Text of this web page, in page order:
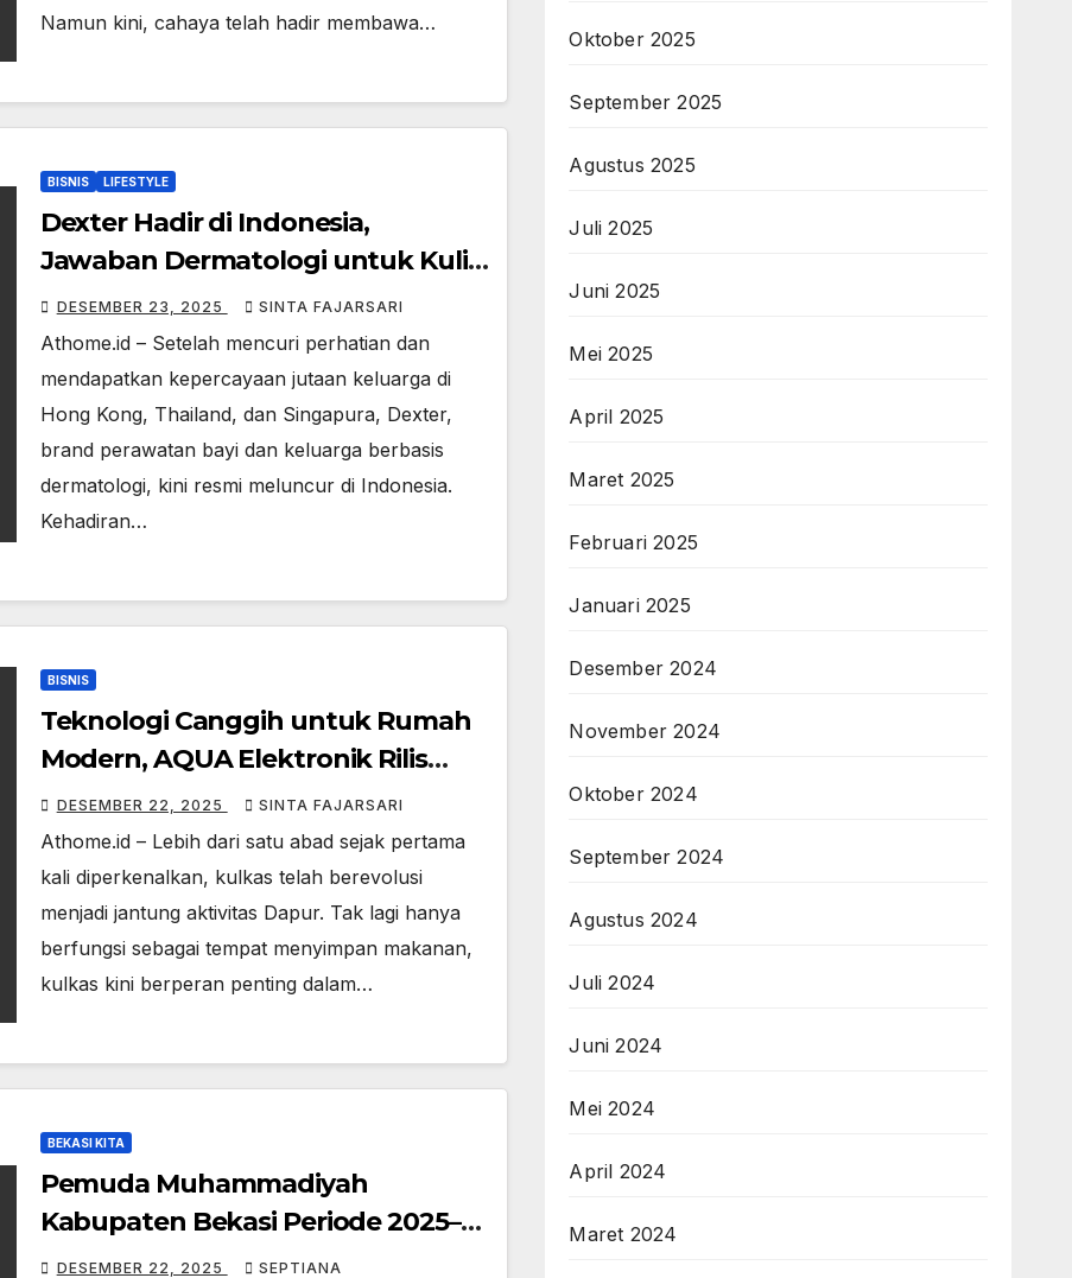
Namun kini, cahaya telah hadir membawa…
BISNIS LIFESTYLE
Dexter Hadir di Indonesia,
Jawaban Dermatologi untuk Kulit
Bayi di Iklim Tropis
DESEMBER 23, 2025 SINTA FAJARSARI
Athome.id – Setelah mencuri perhatian dan
mendapatkan kepercayaan jutaan keluarga di
Hong Kong, Thailand, dan Singapura, Dexter,
brand perawatan bayi dan keluarga berbasis
dermatologi, kini resmi meluncur di Indonesia.
Kehadiran…
BISNIS
Teknologi Canggih untuk Rumah
Modern, AQUA Elektronik Rilis
Kulkas Premium AQR-
CSE696RSV(SL)
DESEMBER 22, 2025 SINTA FAJARSARI
Athome.id – Lebih dari satu abad sejak pertama
kali diperkenalkan, kulkas telah berevolusi
menjadi jantung aktivitas Dapur. Tak lagi hanya
berfungsi sebagai tempat menyimpan makanan,
kulkas kini berperan penting dalam…
BEKASI KITA
Pemuda Muhammadiyah
Kabupaten Bekasi Periode 2025–
2029 Siap Gelar Pelantikan Januari
DESEMBER 22, 2025 SEPTIANA
Oktober 2025
September 2025
Agustus 2025
Juli 2025
Juni 2025
Mei 2025
April 2025
Maret 2025
Februari 2025
Januari 2025
Desember 2024
November 2024
Oktober 2024
September 2024
Agustus 2024
Juli 2024
Juni 2024
Mei 2024
April 2024
Maret 2024